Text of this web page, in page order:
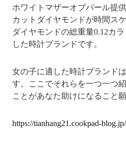
ホワイトマザーオブパール提
カットダイヤモンドが時間ス
ダイヤモンドの総重量0.12カ
した時計ブランドです。
女の子に適した時計ブランド
す。ここでそれらを一つ一つ
ことがあなた助けになること
https://tianhang21.cookpad-blog.jp/